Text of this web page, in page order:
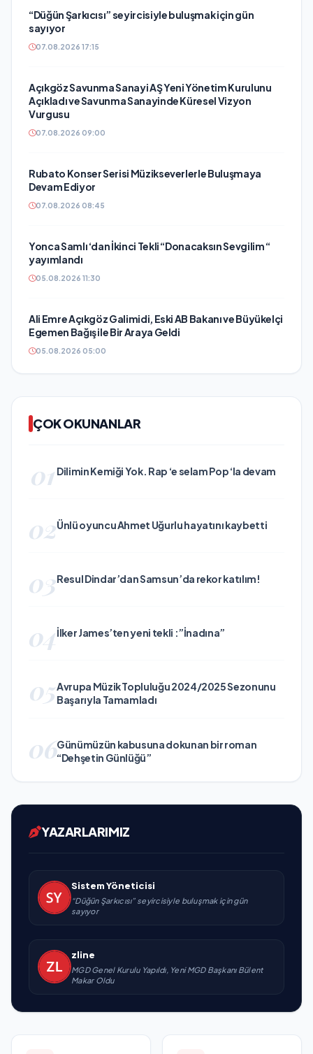
“Düğün Şarkıcısı” seyircisiyle buluşmak için gün
sayıyor
07.08.2026 17:15
Açıkgöz Savunma Sanayi AŞ Yeni Yönetim Kurulunu
Açıkladı ve Savunma Sanayinde Küresel Vizyon
Vurgusu
07.08.2026 09:00
Rubato Konser Serisi Müzikseverlerle Buluşmaya
Devam Ediyor
07.08.2026 08:45
Yonca Samlı ‘dan İkinci Tekli “Donacaksın Sevgilim “
yayımlandı
05.08.2026 11:30
Ali Emre Açıkgöz Galimidi, Eski AB Bakanı ve Büyükelçi
Egemen Bağış ile Bir Araya Geldi
05.08.2026 05:00
ÇOK OKUNANLAR
01 Dilimin Kemiği Yok. Rap ‘e selam Pop ‘la devam
02Ünlü oyuncu Ahmet Uğurlu hayatını kaybetti
03Resul Dindar’dan Samsun’da rekor katılım!
04İlker James’ten yeni tekli :”İnadına”
05Avrupa Müzik Topluluğu 2024/2025 Sezonunu
Başarıyla Tamamladı
06Günümüzün kabusuna dokunan bir roman
“Dehşetin Günlüğü”
YAZARLARIMIZ
Sistem Yöneticisi
“Düğün Şarkıcısı” seyircisiyle buluşmak için gün
sayıyor
zline
MGD Genel Kurulu Yapıldı, Yeni MGD Başkanı Bülent
Makar Oldu